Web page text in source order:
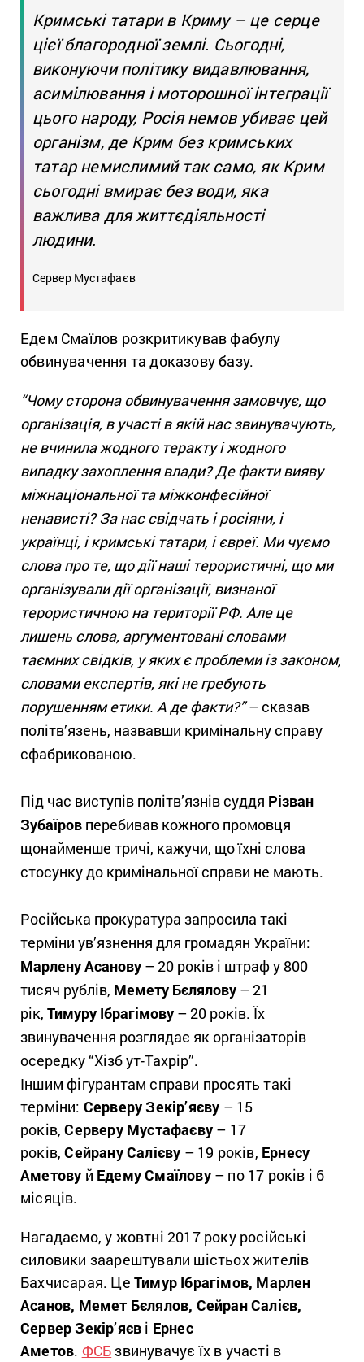
Кримські татари в Криму – це серце
цієї благородної землі. Сьогодні,
виконуючи політику видавлювання,
асимілювання і моторошної інтеграції
цього народу, Росія немов убиває цей
організм, де Крим без кримських
татар немислимий так само, як Крим
сьогодні вмирає без води, яка
важлива для життєдіяльності
людини.
Сервер Мустафаєв
Едем Смаїлов розкритикував фабулу
обвинувачення та доказову базу.
“Чому сторона обвинувачення замовчує, що
організація, в участі в якій нас звинувачують,
не вчинила жодного теракту і жодного
випадку захоплення влади? Де факти вияву
міжнаціональної та міжконфесійної
ненависті? За нас свідчать і росіяни, і
українці, і кримські татари, і євреї. Ми чуємо
слова про те, що дії наші терористичні, що ми
організували дії організації, визнаної
терористичною на території РФ. Але це
лишень слова, аргументовані словами
таємних свідків, у яких є проблеми із законом,
словами експертів, які не гребують
порушенням етики. А де факти?”– сказав
політв’язень, назвавши кримінальну справу
сфабрикованою.
Під час виступів політв’язнів суддя Різван
Зубаїров перебивав кожного промовця
щонайменше тричі, кажучи, що їхні слова
стосунку до кримінальної справи не мають.
Російська прокуратура запросила такі
терміни ув’язнення для громадян України:
Марлену Асанову – 20 років і штраф у 800
тисяч рублів, Мемету Бєлялову – 21
рік, Тимуру Ібрагімову – 20 років. Їх
звинувачення розглядає як організаторів
осередку “Хізб ут-Тахрір”.
Іншим фігурантам справи просять такі
терміни: Серверу Зекір’яєву – 15
років,Серверу Мустафаєву – 17
років,Сейрану Салієву – 19 років, Ернесу
Аметову й Едему Смаїлову– по 17 років і 6
місяців.
Нагадаємо, у жовтні 2017 року російські
силовики заарештували шістьох жителів
Бахчисарая. Це Тимур Ібрагімов, Марлен
Асанов, Мемет Бєлялов, Сейран Салієв,
Сервер Зекір’яєв і Ернес
Аметов. ФСБзвинувачує їх в участі в